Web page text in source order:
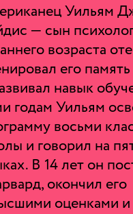
Уильям
— сын
возраста
его память
навык
годам Уильям
восьми
и говорил на
В 14 лет он
окончил его
оценками и